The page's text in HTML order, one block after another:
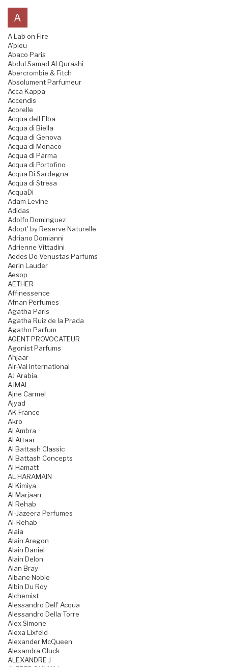
A
A Lab on Fire
A'pieu
Abaco Paris
Abdul Samad Al Qurashi
Abercrombie & Fitch
Absolument Parfumeur
Acca Kappa
Accendis
Acorelle
Acqua dell Elba
Acqua di Biella
Acqua di Genova
Acqua di Monaco
Acqua di Parma
Acqua di Portofino
Acqua Di Sardegna
Acqua di Stresa
AcquaDi
Adam Levine
Adidas
Adolfo Dominguez
Adopt' by Reserve Naturelle
Adriano Domianni
Adrienne Vittadini
Aedes De Venustas Parfums
Aerin Lauder
Aesop
AETHER
Affinessence
Afnan Perfumes
Agatha Paris
Agatha Ruiz de la Prada
Agatho Parfum
AGENT PROVOCATEUR
Agonist Parfums
Ahjaar
Air-Val International
AJ Arabia
AJMAL
Ajne Carmel
Ajyad
AK France
Akro
Al Ambra
Al Attaar
Al Battash Classic
Al Battash Concepts
Al Hamatt
AL HARAMAIN
Al Kimiya
Al Marjaan
Al Rehab
Al-Jazeera Perfumes
Al-Rehab
Alaia
Alain Aregon
Alain Daniel
Alain Delon
Alan Bray
Albane Noble
Albin Du Roy
Alchemist
Alessandro Dell' Acqua
Alessandro Della Torre
Alex Simone
Alexa Lixfeld
Alexander McQueen
Alexandra Gluck
ALEXANDRE J